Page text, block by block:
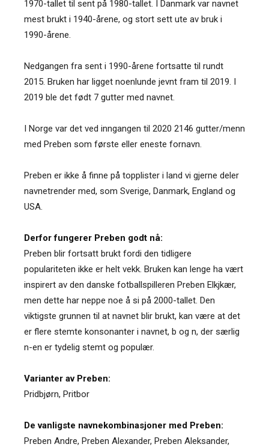
1970-tallet til sent på 1980-tallet. I Danmark var navnet
mest brukt i 1940-årene, og stort sett ute av bruk i
1990-årene.
Nedgangen fra sent i 1990-årene fortsatte til rundt
2015. Bruken har ligget noenlunde jevnt fram til 2019. I
2019 ble det født 7 gutter med navnet.
I Norge var det ved inngangen til 2020 2146 gutter/menn
med Preben som første eller eneste fornavn.
Preben er ikke å finne på topplister i land vi gjerne deler
navnetrender med, som Sverige, Danmark, England og
USA.
Derfor fungerer Preben godt nå:
Preben blir fortsatt brukt fordi den tidligere
populariteten ikke er helt vekk. Bruken kan lenge ha vært
inspirert av den danske fotballspilleren Preben Elkjkær,
men dette har neppe noe å si på 2000-tallet. Den
viktigste grunnen til at navnet blir brukt, kan være at det
er flere stemte konsonanter i navnet, b og n, der særlig
n-en er tydelig stemt og populær.
Varianter av Preben:
Pridbjørn, Pritbor
De vanligste navnekombinasjoner med Preben:
Preben Andre, Preben Alexander, Preben Aleksander,